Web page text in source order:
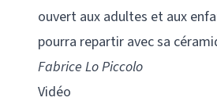
ouvert aux adultes et aux
pourra repartir avec sa
Fabrice Lo Piccolo
Vidéo